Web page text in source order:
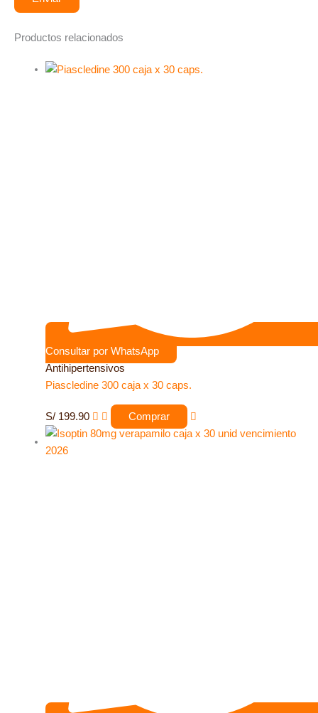
Productos relacionados
Consultar por WhatsApp
Antihipertensivos
Piascledine 300 caja x 30 caps.
S/199.90 Comprar